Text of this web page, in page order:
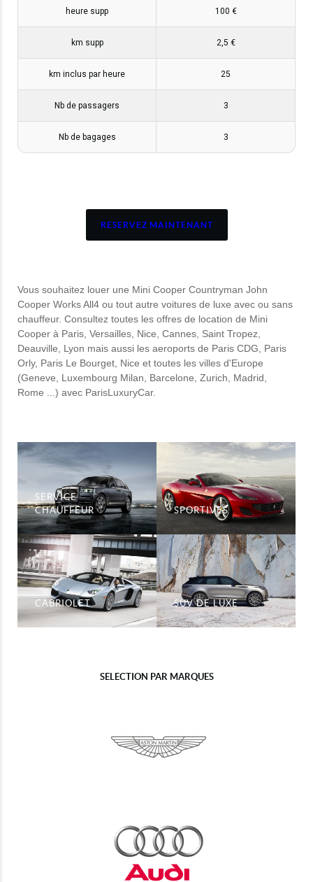
heure supp
km supp
km inclus par heure
Nb de passagers
Nb de bagages
100 €
2,5 €
25
3
3
RESERVEZ MAINTENANT
Vous souhaitez louer une Mini Cooper Countryman John
Cooper Works All4 ou tout autre voitures de luxe avec ou sans
chauffeur. Consultez toutes les offres de location de Mini
Cooper à Paris, Versailles, Nice, Cannes, Saint Tropez,
Deauville, Lyon mais aussi les aeroports de Paris CDG, Paris
Orly, Paris Le Bourget, Nice et toutes les villes d'Europe
(Geneve, Luxembourg Milan, Barcelone, Zurich, Madrid,
Rome ...) avec ParisLuxuryCar.
SERVICE
CHAUFFEUR
SPORTIVES
CABRIOLET SUV DE LUXE
SELECTION PAR MARQUES